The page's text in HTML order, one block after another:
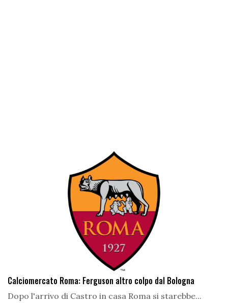
Calciomercato Roma: Ferguson altro colpo dal Bologna
Dopo l'arrivo di Castro in casa Roma si starebbe...